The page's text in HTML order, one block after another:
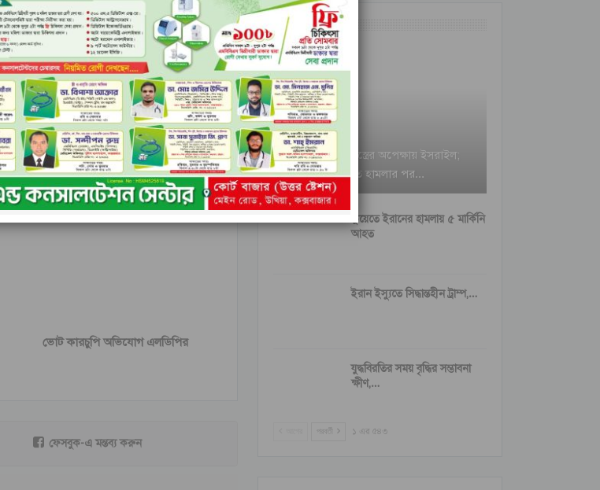
পরের খবর
৮ ফেব্রুয়ারি রাজধানীতে মিছিল সমাবেশ নিষিদ্ধ
লেখক থেকে আরো
ভোট কারচুপি অভিযোগ এলডিপির
ফেসবুক-এ মন্তব্য করুন
আন্তর্জাতিক
ইরানি ক্ষেপণাস্ত্রের অপেক্ষায় ইসরাইল;
বৈরুত হামলার পর…
কুয়েতে ইরানের হামলায় ৫ মার্কিনি
আহত
ইরান ইস্যুতে সিদ্ধান্তহীন ট্রাম্প,…
যুদ্ধবিরতির সময় বৃদ্ধির সম্ভাবনা
ক্ষীণ,…
পরবর্তী ১ এর ৫৪৩